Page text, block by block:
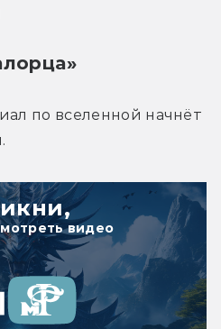
по вселенной начнёт
видео